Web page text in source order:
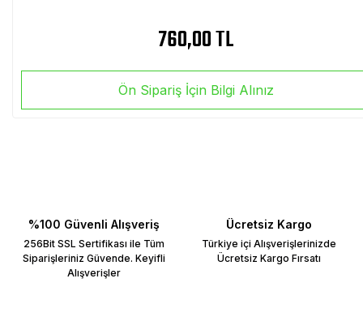
760,00 TL
Ön Sipariş İçin Bilgi Alınız
%100 Güvenli Alışveriş
256Bit SSL Sertifikası ile Tüm
Siparişleriniz Güvende. Keyifli
Alışverişler
Ücretsiz Kargo
Türkiye içi Alışverişlerinizde
Ücretsiz Kargo Fırsatı